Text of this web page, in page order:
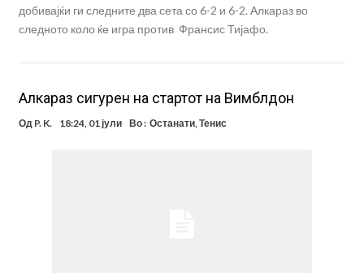
добивајќи ги следните два сета со 6-2 и 6-2. Алкараз во
следното коло ќе игра против Франсис Тијафо.
Алкараз сигурен на стартот на Вимблдон
Од P. K. 18:24, 01 јули Во : Останати,Тенис